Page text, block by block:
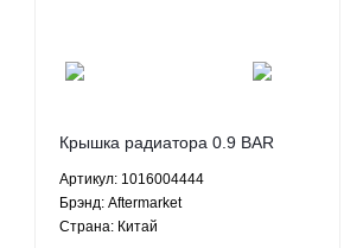
Крышка радиатора 0.9 BAR
Кросс ГХ2 ЛС Панда ГС2 1.3 1.8
2.0 2.4 МКПП АКПП -
1016004444 Aftermarket
Артикул: 1016004444
Брэнд: Aftermarket
Страна: Китай